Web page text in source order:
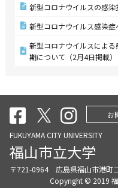
新型コロナウイルスの感染
新型コロナウイルス感染症
新型コロナウイルスによ
期について（2月4日掲載）
お
FUKUYAMA CITY UNIVERSITY
福山市立大学
〒721-0964 広島県福山市港町
Copyright © 2019 福